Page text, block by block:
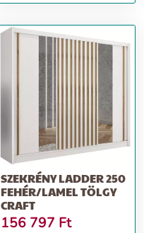
SZEKRÉNY LADDER 250
FEHÉR/LAMEL TÖLGY
CRAFT
156 797 Ft